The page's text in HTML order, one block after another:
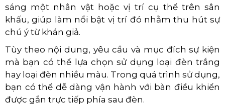
sáng một nhân vật hoặc vị trí cụ thể trên sân
khấu, giúp làm nổi bật vị trí đó nhằm thu hút sự
chú ý từ khán giả.
Tùy theo nội dung, yêu cầu và mục đích sự kiện
mà bạn có thể lựa chọn sử dụng loại đèn trắng
hay loại đèn nhiều màu. Trong quá trình sử dụng,
bạn có thể dễ dàng vận hành với bàn điều khiển
được gắn trực tiếp phía sau đèn.